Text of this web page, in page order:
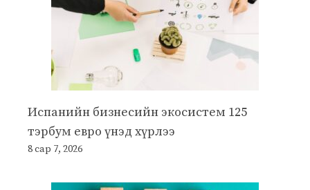
Испанийн бизнесийн экосистем 125
тэрбум евро үнэд хүрлээ
8 сар 7, 2026